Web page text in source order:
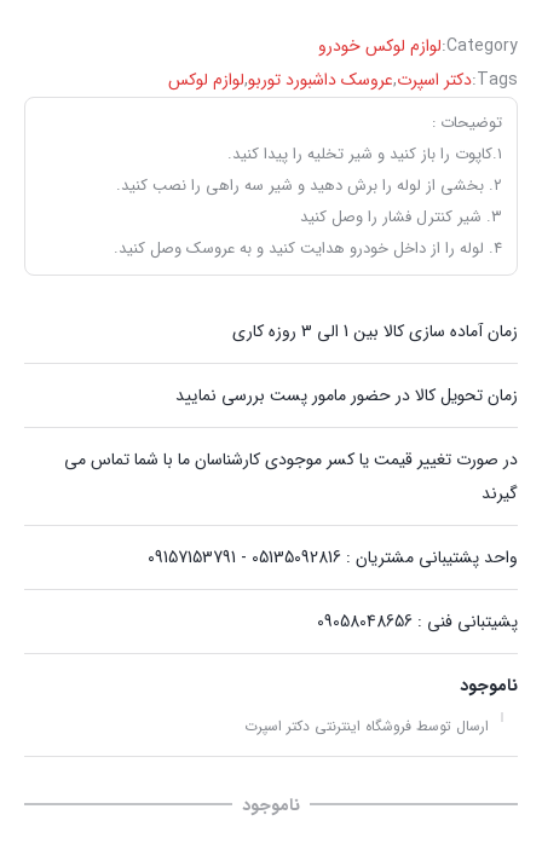
Category: لوازم لوکس خودرو
Tags: دکتر اسپرت,عروسک داشبورد توربو,لوازم لوکس
توضیحات :
۱.کاپوت را باز کنید و شیر تخلیه را پیدا کنید.
۲. بخشی از لوله را برش دهید و شیر سه راهی را نصب کنید.
۳. شیر کنترل فشار را وصل کنید
۴. لوله را از داخل خودرو هدایت کنید و به عروسک وصل کنید.
زمان آماده سازی کالا بین 1 الی 3 روزه کاری
زمان تحویل کالا در حضور مامور پست بررسی نمایید
در صورت تغییر قیمت یا کسر موجودی کارشناسان ما با شما تماس می
گیرند
واحد پشتیبانی مشتریان : 05135092816 - 09157153791
پشیتبانی فنی : 09058048656
ناموجود
ارسال توسط فروشگاه اینترنتی دکتر اسپرت
ناموجود